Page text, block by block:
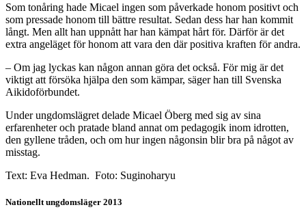
Som tonåring hade Micael ingen som påverkade honom positivt och
som pressade honom till bättre resultat. Sedan dess har han kommit
långt. Men allt han uppnått har han kämpat hårt för. Därför är det
extra angeläget för honom att vara den där positiva kraften för andra.
– Om jag lyckas kan någon annan göra det också. För mig är det
viktigt att försöka hjälpa den som kämpar, säger han till Svenska
Aikidoförbundet.
Under ungdomslägret delade Micael Öberg med sig av sina
erfarenheter och pratade bland annat om pedagogik inom idrotten,
den gyllene tråden, och om hur ingen någonsin blir bra på något av
misstag.
Text: Eva Hedman. Foto: Suginoharyu
Nationellt ungdomsläger 2013